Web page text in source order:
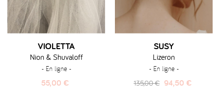
VIOLETTA
Nion & Shuvaloff
- En ligne -
Prix
55,00 €
SUSY
Lizeron
- En ligne -
Prix
135,00 € Prix
94,50 €